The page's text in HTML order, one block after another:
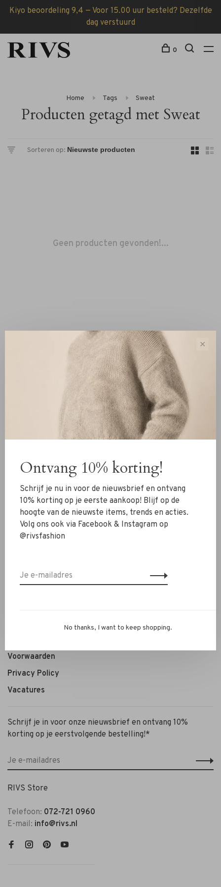
Kiyo beoordeling 9,4 — Voor 15.00 uur besteld? Dezelfde
dag verstuurd
0
Home Tags Sweat
Producten getagd met Sweat
Sorteren op:
Geen producten gevonden!...
Toon 1 - 0 van 0
Kleding
Sieraden
Accessoires
SALE
RIVS Store
Contact
Personal Styling / Private Shopping
Voorwaarden
Privacy Policy
Vacatures
Schrijf je in voor onze nieuwsbrief en ontvang 10%
korting op je eerstvolgende bestelling!*
RIVS Store
Telefoon: 072-721 0960
E-mail: info@rivs.nl
✕
Ontvang 10% korting!
Schrijf je nu in voor de nieuwsbrief en ontvang
10% korting op je eerste aankoop! Blijf op de
hoogte van de nieuwste items, trends en acties.
Volg ons ook via Facebook & Instagram op
@rivsfashion
No thanks, I want to keep shopping.